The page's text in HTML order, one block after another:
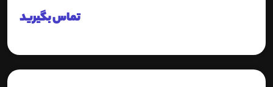
تماس بگیرید